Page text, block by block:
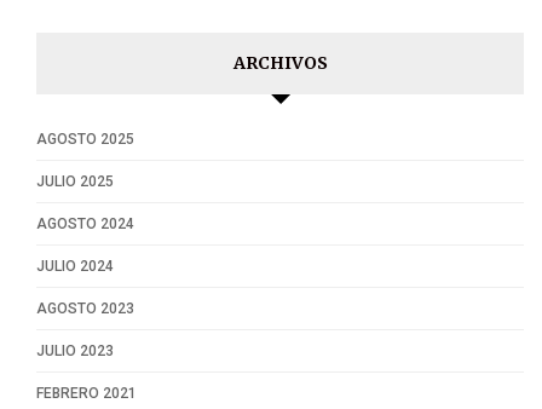
ARCHIVOS
AGOSTO 2025
JULIO 2025
AGOSTO 2024
JULIO 2024
AGOSTO 2023
JULIO 2023
FEBRERO 2021